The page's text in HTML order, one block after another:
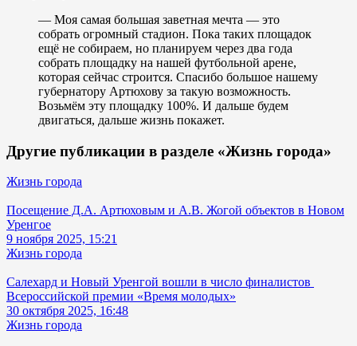
— Моя самая большая заветная мечта — это
собрать огромный стадион. Пока таких площадок
ещё не собираем, но планируем через два года
собрать площадку на нашей футбольной арене,
которая сейчас строится. Спасибо большое нашему
губернатору Артюхову за такую возможность.
Возьмём эту площадку 100%. И дальше будем
двигаться, дальше жизнь покажет.
Другие публикации в разделе «Жизнь города»
Жизнь города
Посещение Д.А. Артюховым и А.В. Жогой объектов в Новом
Уренгое
9 ноября 2025, 15:21
Жизнь города
Салехард и Новый Уренгой вошли в число финалистов
Всероссийской премии «Время молодых»
30 октября 2025, 16:48
Жизнь города